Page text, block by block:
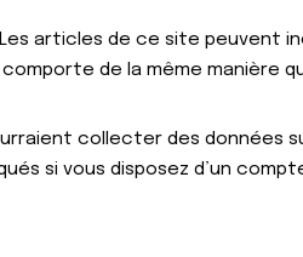
Les articles de ce site peuvent
de la même manière
collecter des données
si vous disposez d’un